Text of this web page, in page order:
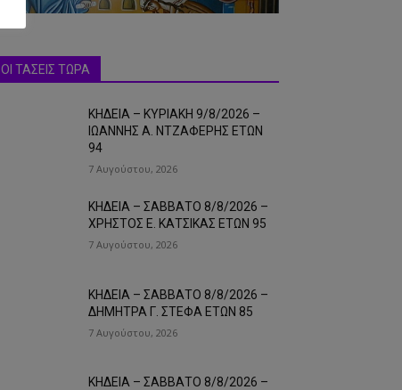
ΟΙ ΤΑΣΕΙΣ ΤΩΡΑ
ΚΗΔΕΙΑ – ΚΥΡΙΑΚΗ 9/8/2026 –
ΙΩΑΝΝΗΣ Α. ΝΤΖΑΦΕΡΗΣ ΕΤΩΝ
94
7 Αυγούστου, 2026
ΚΗΔΕΙΑ – ΣΑΒΒΑΤΟ 8/8/2026 –
ΧΡΗΣΤΟΣ Ε. ΚΑΤΣΙΚΑΣ ΕΤΩΝ 95
7 Αυγούστου, 2026
ΚΗΔΕΙΑ – ΣΑΒΒΑΤΟ 8/8/2026 –
ΔΗΜΗΤΡΑ Γ. ΣΤΕΦΑ ΕΤΩΝ 85
7 Αυγούστου, 2026
ΚΗΔΕΙΑ – ΣΑΒΒΑΤΟ 8/8/2026 –